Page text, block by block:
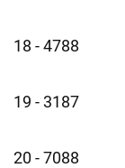
18 - 4788
19 - 3187
20 - 7088